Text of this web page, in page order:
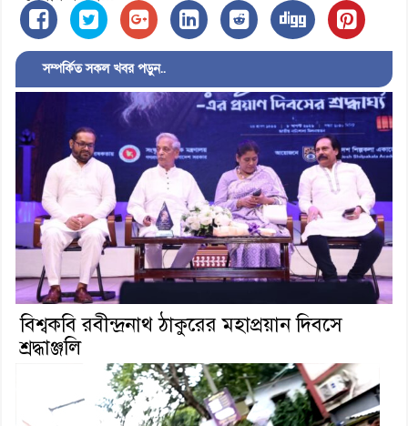
সম্পর্কিত সকল খবর পড়ুন..
বিশ্বকবি রবীন্দ্রনাথ ঠাকুরের মহাপ্রয়ান দিবসে
শ্রদ্ধাঞ্জলি